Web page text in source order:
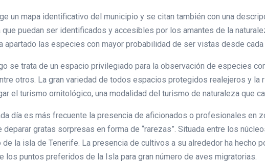
un mapa identificativo del municipio y se citan también con una
que puedan ser identificados y accesibles por los amantes de la
apartado las especies con mayor probabilidad de ser vistas desde
se trata de un espacio privilegiado para la observación de especies
otros. La gran variedad de todos espacios protegidos realejeros y
el turismo ornitológico, una modalidad del turismo de naturaleza que
día es más frecuente la presencia de aficionados o profesionales en
gratas sorpresas en forma de “rarezas”. Situada entre los
la isla de Tenerife. La presencia de cultivos a su alrededor ha hecho
los puntos preferidos de la Isla para gran número de aves migratorias.